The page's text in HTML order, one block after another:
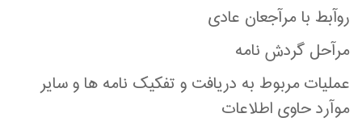
روآبط با مرآجعان عادی
مرآحل گردش نامه
عمليات مربوط به دريافت و تفکيک نامه ها و ساير
موآرد حاوی اطلاعات